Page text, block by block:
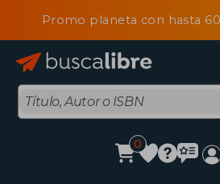
Promo planeta con hasta
0